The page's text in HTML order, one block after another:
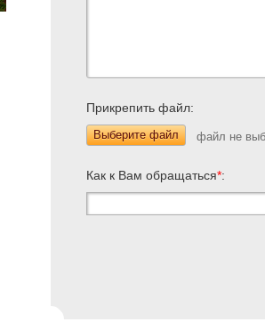
Прикрепить файл:
Выберите файл
Как к Вам обращаться*: